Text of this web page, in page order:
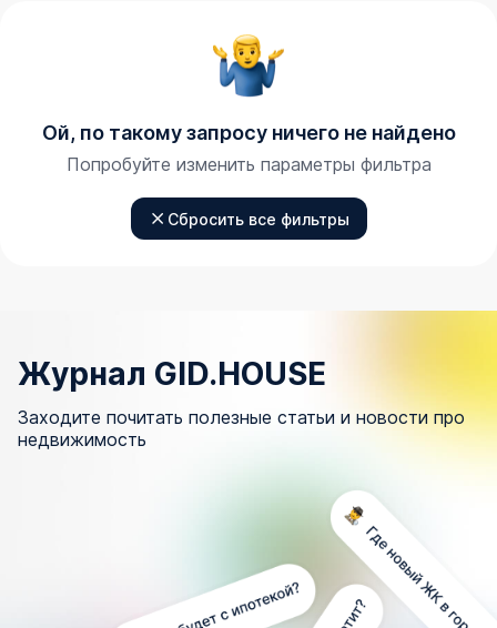
Ой, по такому запросу ничего не найдено
Попробуйте изменить параметры фильтра
Сбросить все фильтры
Журнал GID.HOUSE
Заходите почитать полезные статьи и новости про
недвижимость